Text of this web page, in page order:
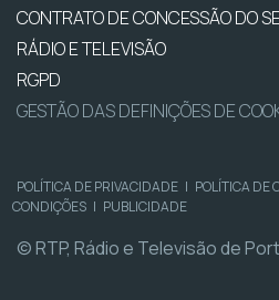
CONTRATO DE CONCESSÃO DO
RÁDIO E TELEVISÃO
RGPD
GESTÃO DAS DEFINIÇÕES DE
POLÍTICA DE PRIVACIDADE | POLÍTICA DE
CONDIÇÕES | PUBLICIDADE
© RTP, Rádio e Televisão de